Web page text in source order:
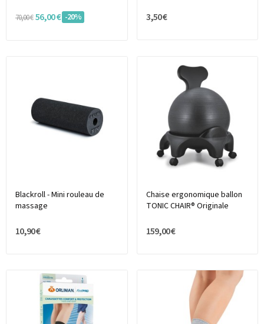
70,00 € 56,00 € -20% 3,50 €
Blackroll - Mini rouleau de
massage
10,90 €
Chaise ergonomique ballon
TONIC CHAIR® Originale
159,00 €